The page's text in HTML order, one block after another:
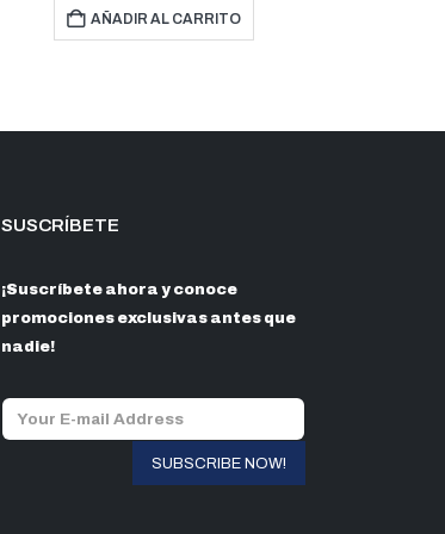
AÑADIR AL CARRITO
SUSCRÍBETE
¡Suscríbete ahora y conoce
promociones exclusivas antes que
nadie!